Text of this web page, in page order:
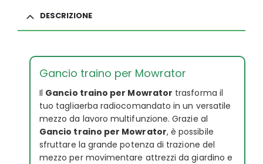
DESCRIZIONE
Gancio traino per Mowrator
Il Gancio traino per Mowrator trasforma il
tuo tagliaerba radiocomandato in un versatile
mezzo da lavoro multifunzione. Grazie al
Gancio traino per Mowrator, è possibile
sfruttare la grande potenza di trazione del
mezzo per movimentare attrezzi da giardino e